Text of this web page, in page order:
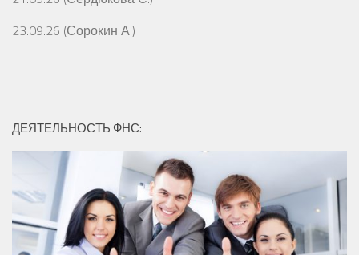
23.09.26 (Сорокин А.)
ДЕЯТЕЛЬНОСТЬ ФНС: